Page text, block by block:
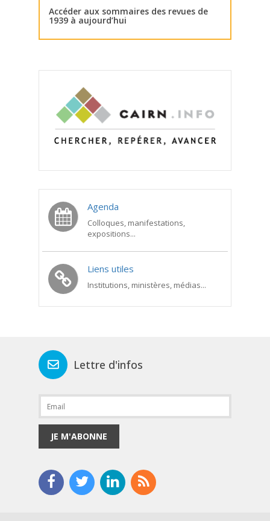
Accéder aux sommaires des revues de
1939 à aujourd’hui
Agenda
Colloques, manifestations,
expositions...
Liens utiles
Institutions, ministères, médias...
Lettre d'infos
JE M'ABONNE